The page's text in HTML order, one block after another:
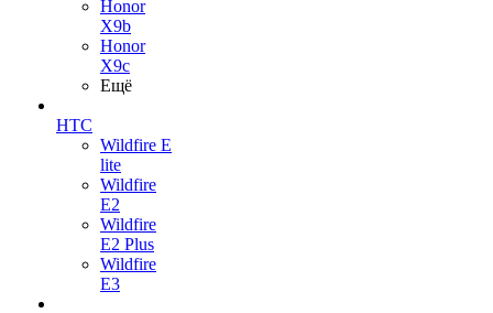
Honor
X9b
Honor
X9c
Ещё
HTC
Wildfire E
lite
Wildfire
E2
Wildfire
E2 Plus
Wildfire
E3